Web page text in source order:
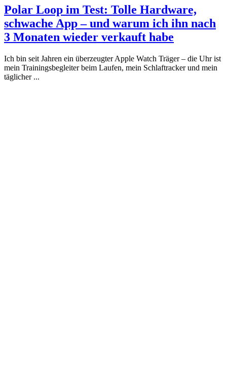
Polar Loop im Test: Tolle Hardware,
schwache App – und warum ich ihn nach
3 Monaten wieder verkauft habe
Ich bin seit Jahren ein überzeugter Apple Watch Träger – die Uhr ist
mein Trainingsbegleiter beim Laufen, mein Schlaftracker und mein
täglicher ...